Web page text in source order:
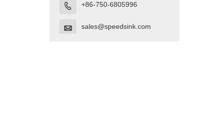
 +86-750-6805996
 sales@speedsink.com